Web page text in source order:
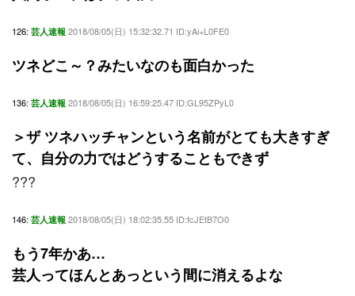
126: 芸人速報 2018/08/05(日) 15:32:32.71 ID:yAi+L0FE0
ツネどこ～？みたいなのも面白かった
136: 芸人速報 2018/08/05(日) 16:59:25.47 ID:GL95ZPyL0
＞ザ ツネハッチャンという名前がとても大きすぎ
て、自分の力ではどうすることもできず
???
146: 芸人速報 2018/08/05(日) 18:02:35.55 ID:fcJEtB7O0
もう7年かあ…
芸人ってほんとあっという間に消えるよな